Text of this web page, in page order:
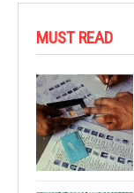
MUST READ